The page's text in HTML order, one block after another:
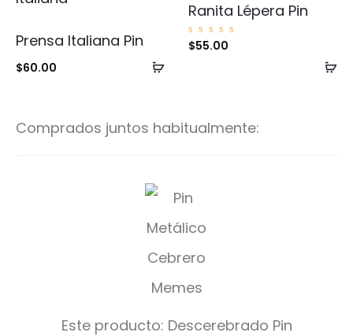
Añadir
Prensa Italiana Pin
$60.00
Ranita Lépera Pin
Valorad
o con
$55.00
Comprados juntos habitualmente:
D
e
s
c
Este producto: Descerebrado Pin